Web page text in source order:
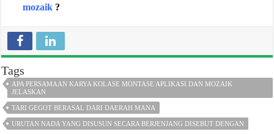
mozaik ?
Tags
APA PERSAMAAN KARYA KOLASE MONTASE APLIKASI DAN MOZAIK
JELASKAN
TARI GEGOT BERASAL DARI DAERAH MANA
URUTAN NADA YANG DISUSUN SECARA BERJENJANG DISEBUT DENGAN